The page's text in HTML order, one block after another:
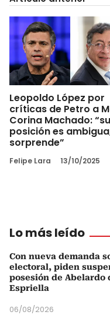
Leopoldo López por
críticas de Petro a
Corina Machado: “su
posición es
sorprende”
Felipe Lara 13/10/2025
Lo más leído
Con nueva demanda
electoral, piden
posesión de Abelardo
Espriella
06/08/2026